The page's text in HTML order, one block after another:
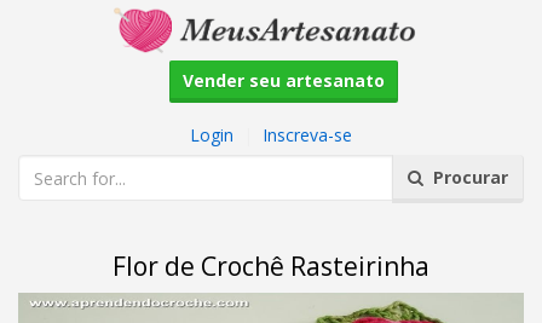
Vender seu artesanato
Login
Inscreva-se
Procurar
Flor de Crochê Rasteirinha